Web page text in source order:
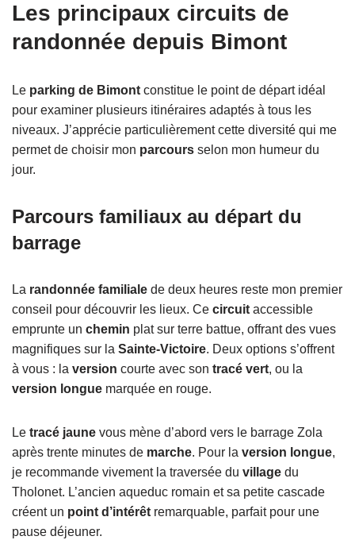
Les principaux circuits de
randonnée depuis Bimont
Le parking de Bimont constitue le point de départ idéal
pour examiner plusieurs itinéraires adaptés à tous les
niveaux. J’apprécie particulièrement cette diversité qui me
permet de choisir mon parcours selon mon humeur du
jour.
Parcours familiaux au départ du
barrage
La randonnée familiale de deux heures reste mon premier
conseil pour découvrir les lieux. Ce circuit accessible
emprunte un chemin plat sur terre battue, offrant des vues
magnifiques sur la Sainte-Victoire. Deux options s’offrent
à vous : la version courte avec son tracé vert, ou la
version longue marquée en rouge.
Le tracé jaune vous mène d’abord vers le barrage Zola
après trente minutes de marche. Pour la version longue,
je recommande vivement la traversée du village du
Tholonet. L’ancien aqueduc romain et sa petite cascade
créent un point d’intérêt remarquable, parfait pour une
pause déjeuner.